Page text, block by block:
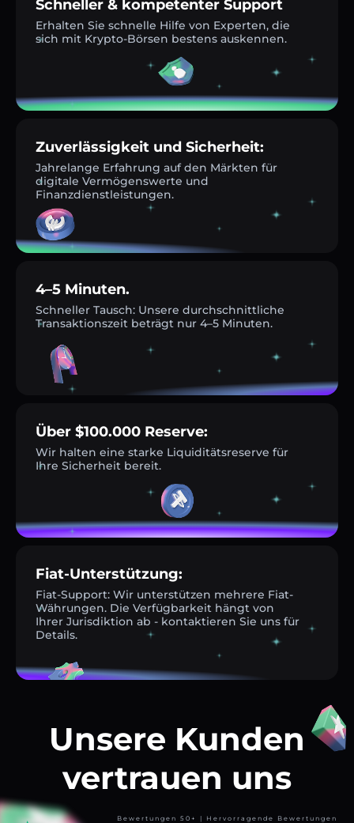
Schneller & kompetenter Support
Erhalten Sie schnelle Hilfe von Experten, die
sich mit Krypto-Börsen bestens auskennen.
Zuverlässigkeit und Sicherheit:
Jahrelange Erfahrung auf den Märkten für
digitale Vermögenswerte und
Finanzdienstleistungen.
4–5 Minuten.
Schneller Tausch: Unsere durchschnittliche
Transaktionszeit beträgt nur 4–5 Minuten.
Über $100.000 Reserve:
Wir halten eine starke Liquiditätsreserve für
Ihre Sicherheit bereit.
Fiat-Unterstützung:
Fiat-Support: Wir unterstützen mehrere Fiat-
Währungen. Die Verfügbarkeit hängt von
Ihrer Jurisdiktion ab - kontaktieren Sie uns für
Details.
Unsere Kunden
vertrauen uns
Bewertungen 50+ | Hervorragende Bewertungen